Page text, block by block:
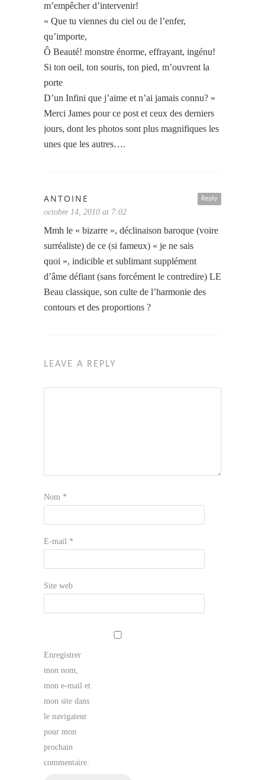
m’empêcher d’intervenir!
« Que tu viennes du ciel ou de l’enfer,
qu’importe,
Ô Beauté! monstre énorme, effrayant, ingénu!
Si ton oeil, ton souris, ton pied, m’ouvrent la
porte
D’un Infini que j’aime et n’ai jamais connu? »
Merci James pour ce post et ceux des derniers
jours, dont les photos sont plus magnifiques les
unes que les autres….
Reply
ANTOINE
octobre 14, 2010 at 7:02
Mmh le « bizarre », déclinaison baroque (voire
surréaliste) de ce (si fameux) « je ne sais
quoi », indicible et sublimant supplément
d’âme défiant (sans forcément le contredire) LE
Beau classique, son culte de l’harmonie des
contours et des proportions ?
LEAVE A REPLY
Nom *
E-mail *
Site web
Enregistrer
mon nom,
mon e-mail et
mon site dans
le navigateur
pour mon
prochain
commentaire.